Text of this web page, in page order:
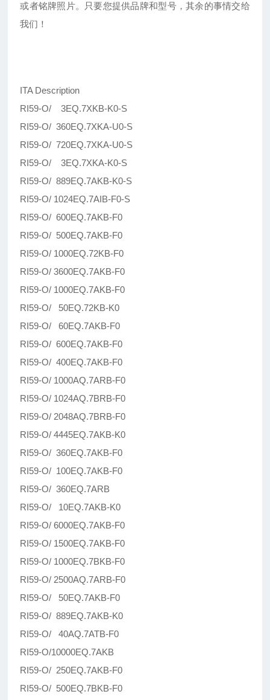
或者铭牌照片。只要您提供品牌和型号，其余的事情交给
我们！
ITA Description
RI59-O/ 3EQ.7XKB-K0-S
RI59-O/ 360EQ.7XKA-U0-S
RI59-O/ 720EQ.7XKA-U0-S
RI59-O/ 3EQ.7XKA-K0-S
RI59-O/ 889EQ.7AKB-K0-S
RI59-O/ 1024EQ.7AIB-F0-S
RI59-O/ 600EQ.7AKB-F0
RI59-O/ 500EQ.7AKB-F0
RI59-O/ 1000EQ.72KB-F0
RI59-O/ 3600EQ.7AKB-F0
RI59-O/ 1000EQ.7AKB-F0
RI59-O/ 50EQ.72KB-K0
RI59-O/ 60EQ.7AKB-F0
RI59-O/ 600EQ.7AKB-F0
RI59-O/ 400EQ.7AKB-F0
RI59-O/ 1000AQ.7ARB-F0
RI59-O/ 1024AQ.7BRB-F0
RI59-O/ 2048AQ.7BRB-F0
RI59-O/ 4445EQ.7AKB-K0
RI59-O/ 360EQ.7AKB-F0
RI59-O/ 100EQ.7AKB-F0
RI59-O/ 360EQ.7ARB
RI59-O/ 10EQ.7AKB-K0
RI59-O/ 6000EQ.7AKB-F0
RI59-O/ 1500EQ.7AKB-F0
RI59-O/ 1000EQ.7BKB-F0
RI59-O/ 2500AQ.7ARB-F0
RI59-O/ 50EQ.7AKB-F0
RI59-O/ 889EQ.7AKB-K0
RI59-O/ 40AQ.7ATB-F0
RI59-O/10000EQ.7AKB
RI59-O/ 250EQ.7AKB-F0
RI59-O/ 500EQ.7BKB-F0